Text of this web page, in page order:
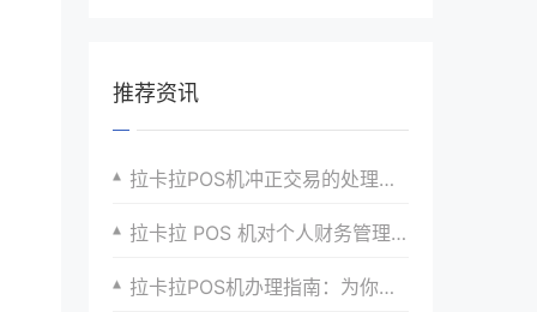
推荐资讯
拉卡拉POS机冲正交易的处理介绍
拉卡拉 POS 机对个人财务管理的帮助
拉卡拉POS机办理指南：为你的支付增添新动力